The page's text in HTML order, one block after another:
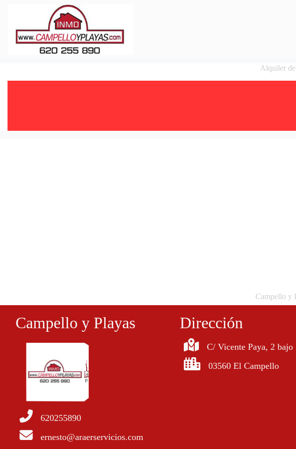
Alquiler
Campello y
Campello y Playas
620255890
ernesto@araerservicios.com
Dirección
C/ Vicente Paya, 2 bajo
03560 El Campello